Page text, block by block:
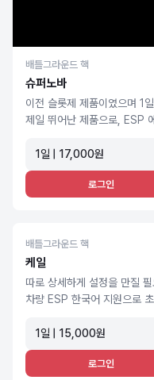
배틀그라운드 핵
슈퍼노바
이전 슬롯제 제품이였으며 1
제일 뛰어난 제품으로, ESP
1일 | 17,000원
로그인
배틀그라운드 핵
케일
따로 상세하게 설정을 만질
차량 ESP 한국어 지원으로
1일 | 15,000원
로그인